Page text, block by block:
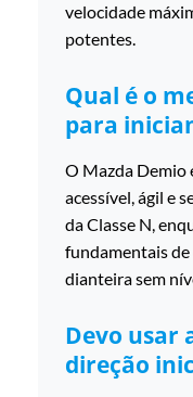
velocidade
potentes.
Qual é o
para
O Mazda Demio
acessível, ágil e
da Classe N,
fundamentais
dianteira sem
Devo usar
direção